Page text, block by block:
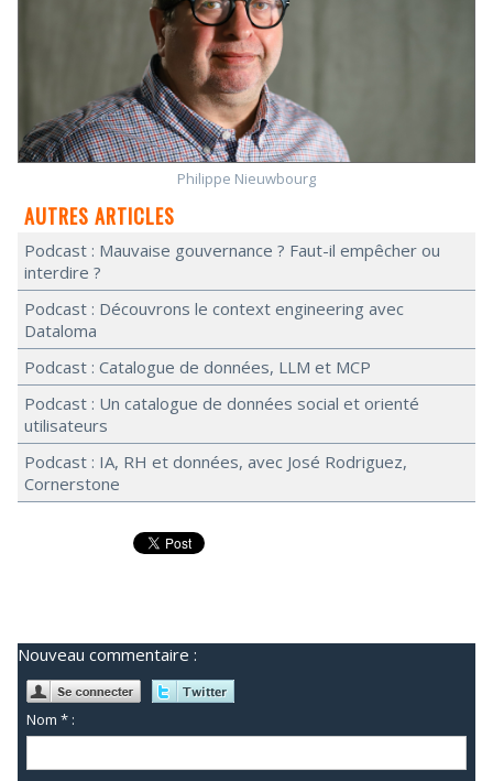
Philippe Nieuwbourg
AUTRES ARTICLES
Podcast : Mauvaise gouvernance ? Faut-il empêcher ou
interdire ?
Podcast : Découvrons le context engineering avec
Dataloma
Podcast : Catalogue de données, LLM et MCP
Podcast : Un catalogue de données social et orienté
utilisateurs
Podcast : IA, RH et données, avec José Rodriguez,
Cornerstone
Nouveau commentaire :
Nom * :